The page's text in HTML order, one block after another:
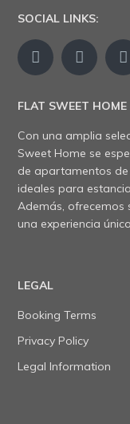
SOCIAL LINKS:
FLAT SWEET HOME
Con una amplia
Sweet Home se
de apartamentos
ideales para
Además, ofrecemos
una experiencia
LEGAL
Booking Terms
Privacy Policy
Legal Information